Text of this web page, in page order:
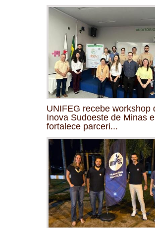
UNIFEG recebe workshop
Inova Sudoeste de Minas e
fortalece parceri...